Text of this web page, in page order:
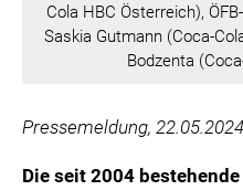
TRÄGERVEREIN EINWEGPFAND
SPECIAL OLYMPICS ÖSTERREICH
LOGOS
COCA COLA
Cola HBC Österreich),
Saskia Gutmann (Coca-
Bodzenta
Pressemeldung, 22.05.2024
Die seit 2004